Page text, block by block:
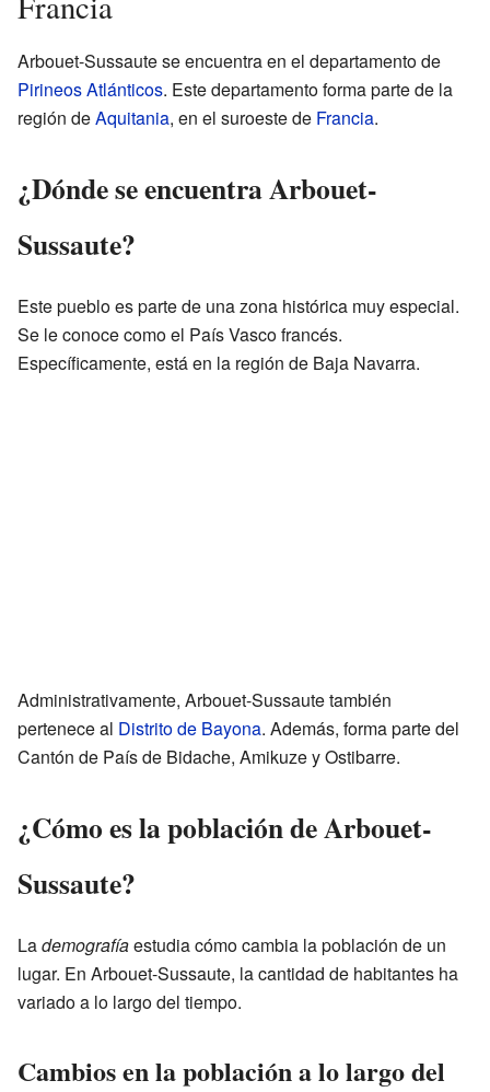
Arbouet-Sussaute se encuentra en el departamento de
Pirineos Atlánticos. Este departamento forma parte de la
región deAquitania, en el suroeste de Francia.
¿Dónde se encuentra Arbouet-
Sussaute?
Este pueblo es parte de una zona histórica muy especial.
Se le conoce como el País Vasco francés.
Específicamente, está en la región de Baja Navarra.
Administrativamente, Arbouet-Sussaute también
pertenece al Distrito de Bayona. Además, forma parte del
Cantón de País de Bidache, Amikuze y Ostibarre.
¿Cómo es la población de Arbouet-
Sussaute?
Lademografíaestudia cómo cambia la población de un
lugar. En Arbouet-Sussaute, la cantidad de habitantes ha
variado a lo largo del tiempo.
Cambios en la población a lo largo del